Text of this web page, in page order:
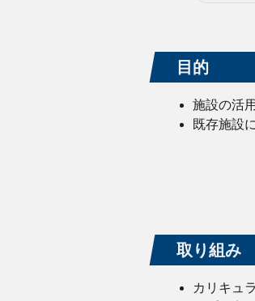
目的
施設の活
既存施設
取り組み
カリキュ